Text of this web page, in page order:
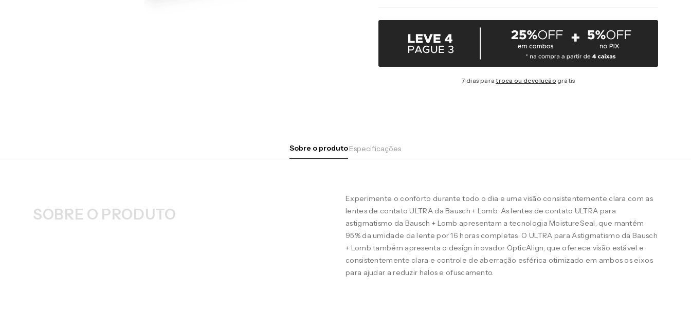
7 dias paratroca ou devolução grátis
Sobre o produtoEspecificações
SOBRE O PRODUTO
Experimente o conforto durante todo o dia e uma visão consistentemente clara com as
lentes de contato ULTRA da Bausch + Lomb. As lentes de contato ULTRA para
astigmatismo da Bausch + Lomb apresentam a tecnologia MoistureSeal, que mantém
95% da umidade da lente por 16 horas completas. O ULTRA para Astigmatismo da Bausch
+ Lomb também apresenta o design inovador OpticAlign, que oferece visão estável e
consistentemente clara e controle de aberração esférica otimizado em ambos os eixos
para ajudar a reduzir halos e ofuscamento.